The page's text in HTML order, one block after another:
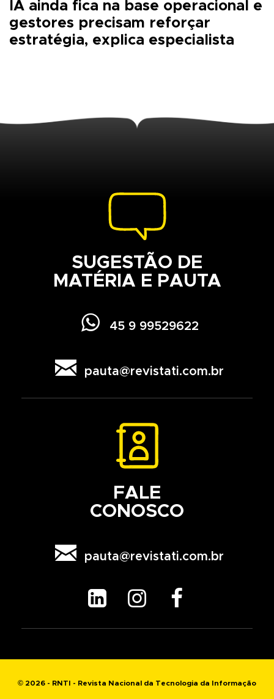
IA ainda fica na base operacional e
gestores precisam reforçar
estratégia, explica especialista
SUGESTÃO DE
MATÉRIA E PAUTA
 45 9 99529622
 pauta@revistati.com.br
FALE
CONOSCO
 pauta@revistati.com.br
  
© 2026 - RNTI - Revista Nacional da Tecnologia da Informação